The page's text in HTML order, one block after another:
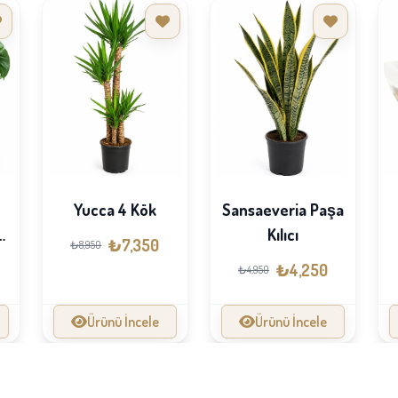
Yucca 4 Kök
₺8,950 ₺7,350
Ürünü İncele
Sansaeveria Paşa
Kılıcı
₺4,950 ₺4,250
Ürünü İncele